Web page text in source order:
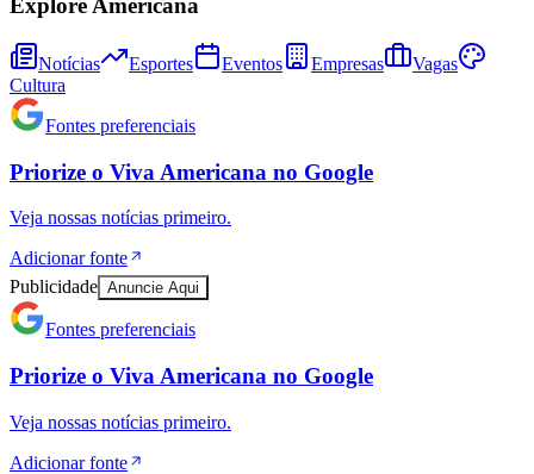
Juventude
Explore Americana
Notícias Esportes Eventos Empresas
Vagas
Cultura
Fontes preferenciais
Priorize o Viva Americana no Google
Veja nossas notícias primeiro.
Adicionar fonte
Publicidade Anuncie Aqui
Fontes preferenciais
Priorize o Viva Americana no Google
Veja nossas notícias primeiro.
Adicionar fonte